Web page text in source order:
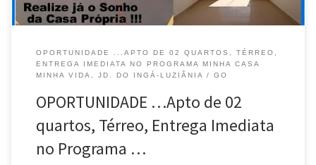
OPORTUNIDADE ...APTO DE 02 QUARTOS, TÉRREO,
ENTREGA IMEDIATA NO PROGRAMA MINHA CASA
MINHA VIDA, JD. DO INGÁ-LUZIÂNIA / GO
OPORTUNIDADE …Apto de 02
quartos, Térreo, Entrega Imediata
no Programa …